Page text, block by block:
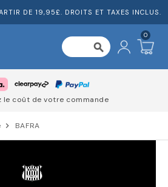
DE 19,95£. DROITS ET TAXES INCLUS.
search
0
le coût de votre commande
chevron_right BAFRA